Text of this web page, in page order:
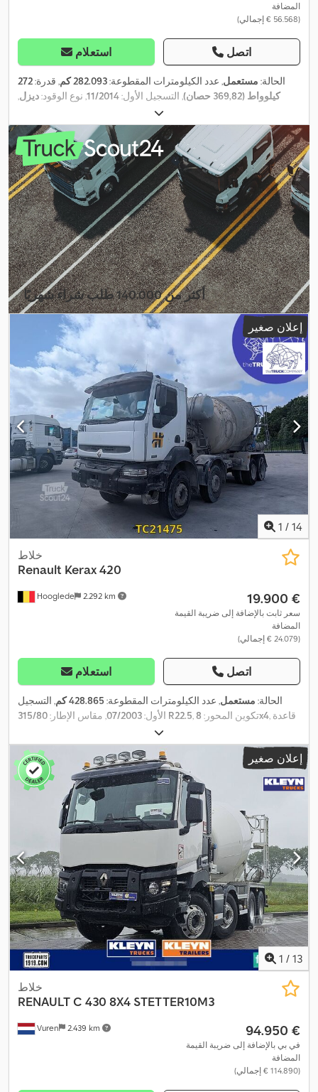
المضافة
(‏56.568 € إجمالي)
استعلام اتصل
الحالة: مستعمل, عدد الكيلومترات المقطوعة:282.093 كم , قدرة:272
كيلوواط (369,82 حصان)
, التسجيل الأول:11/2014, نوع الوقود:ديزل,
, تكوين المحور:
مم, وقود:ديزل, لون:أصفر, نوع التروس:تلقائي, فئة الانبعاثات:يورو 6 ,
تعليق:فولاذ-هواء , سنة الصنع:2014, معدات:
تكييف الهواء, تنظيم النوافذ
الكهربائي,
أكثر من 140.000 طلب شراء شهريًا
اختر باقة التاجر إعلان صغير
1 / 14
Hooglede 2.292 km
خلاط
Renault Kerax 420
‏19.900 €
سعر ثابت بالإضافة إلى ضريبة القيمة
المضافة
(‏24.079 € إجمالي)
استعلام اتصل
الحالة: مستعمل, عدد الكيلومترات المقطوعة: 428.865 كم
, التسجيل
الأول:07/2003, مقاس الإطار: 315/80 R22.5 , تكوين المحور:8x4, قاعدة
كبح المحرك
نهارية, نوع التروس:ميكانيكي, فئة الانبعاثات:يورو 3 , تعليق:فولاذ, الطول
الكلي:10.000 مم , العرض الكلي:2.550 مم , الارتفاع الكلي: 4.000 مم
,
سنة الصنع:
, معدات:تنظيم النوافذ الكهربائي, قفل مركزي, مثبت
إعلان صغير
1 / 13
Vuren 2.439 km
خلاط
RENAULTC 430 8X4 STETTER10M3
‏94.950 €
في بي بالإضافة إلى ضريبة القيمة
المضافة
(‏114.890 € إجمالي)